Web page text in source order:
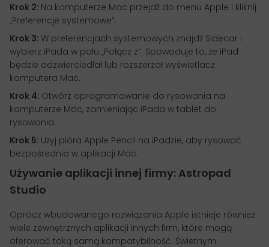
Krok 2: Na komputerze Mac przejdź do menu Apple i kliknij
„Preferencje systemowe”.
Krok 3: W preferencjach systemowych znajdź Sidecar i
wybierz iPada w polu „Połącz z”. Spowoduje to, że iPad
będzie odzwierciedlał lub rozszerzał wyświetlacz
komputera Mac.
Krok 4: Otwórz oprogramowanie do rysowania na
komputerze Mac, zamieniając iPada w tablet do
rysowania.
Krok 5: Użyj pióra Apple Pencil na iPadzie, aby rysować
bezpośrednio w aplikacji Mac.
Używanie aplikacji innej firmy: Astropad
Studio
Oprócz wbudowanego rozwiązania Apple istnieje również
wiele zewnętrznych aplikacji innych firm, które mogą
oferować taką samą kompatybilność. Świetnym